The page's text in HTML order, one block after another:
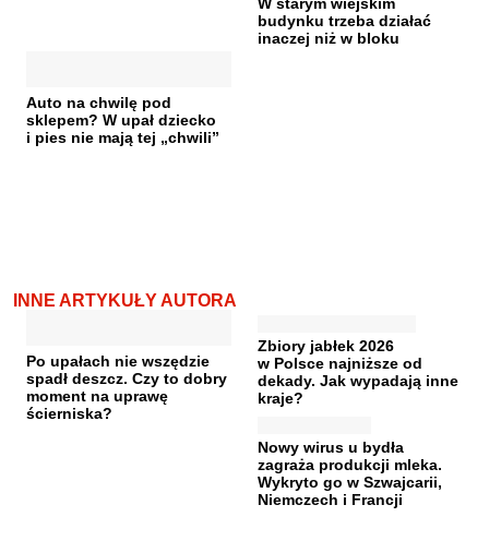
budynku trzeba działać
inaczej niż w bloku
Auto na chwilę pod
sklepem? W upał dziecko
i pies nie mają tej „chwili”
INNE ARTYKUŁY AUTORA
Po upałach nie wszędzie
spadł deszcz. Czy to dobry
moment na uprawę
ścierniska?
Zbiory jabłek 2026
w Polsce najniższe od
dekady. Jak wypadają inne
kraje?
Nowy wirus u bydła
zagraża produkcji mleka.
Wykryto go w Szwajcarii,
Niemczech i Francji